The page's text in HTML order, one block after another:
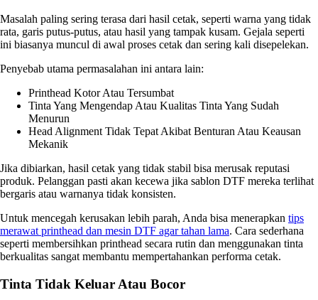
Masalah paling sering terasa dari hasil cetak, seperti warna yang tidak
rata, garis putus-putus, atau hasil yang tampak kusam. Gejala seperti
ini biasanya muncul di awal proses cetak dan sering kali disepelekan.
Penyebab utama permasalahan ini antara lain:
Printhead Kotor Atau Tersumbat
Tinta Yang Mengendap Atau Kualitas Tinta Yang Sudah
Menurun
Head Alignment Tidak Tepat Akibat Benturan Atau Keausan
Mekanik
Jika dibiarkan, hasil cetak yang tidak stabil bisa merusak reputasi
produk. Pelanggan pasti akan kecewa jika sablon DTF mereka terlihat
bergaris atau warnanya tidak konsisten.
Untuk mencegah kerusakan lebih parah, Anda bisa menerapkan tips
merawat printhead dan mesin DTF agar tahan lama. Cara sederhana
seperti membersihkan printhead secara rutin dan menggunakan tinta
berkualitas sangat membantu mempertahankan performa cetak.
Tinta Tidak Keluar Atau Bocor